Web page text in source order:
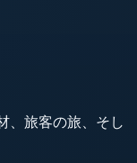
旅客の旅、そし